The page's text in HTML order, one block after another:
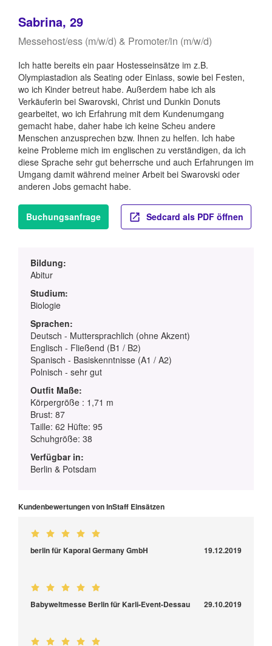
Sabrina, 29
Messehost/ess (m/w/d) & Promoter/in (m/w/d)
Ich hatte bereits ein paar Hostesseinsätze im z.B.
Olympiastadion als Seating oder Einlass, sowie bei Festen,
wo ich Kinder betreut habe. Außerdem habe ich als
Verkäuferin bei Swarovski, Christ und Dunkin Donuts
gearbeitet, wo ich Erfahrung mit dem Kundenumgang
gemacht habe, daher habe ich keine Scheu andere
Menschen anzusprechen bzw. Ihnen zu helfen. Ich habe
keine Probleme mich im englischen zu verständigen, da ich
diese Sprache sehr gut beherrsche und auch Erfahrungen im
Umgang damit während meiner Arbeit bei Swarovski oder
anderen Jobs gemacht habe.
Buchungsanfrage Sedcard als PDF öffnen
Bildung:
Abitur
Studium:
Biologie
Sprachen:
Deutsch - Muttersprachlich (ohne Akzent)
Englisch - Fließend (B1 / B2)
Spanisch - Basiskenntnisse (A1 / A2)
Polnisch - sehr gut
Outfit Maße:
Körpergröße : 1,71 m
Brust: 87
Taille: 62 Hüfte: 95
Schuhgröße: 38
Verfügbar in:
Berlin & Potsdam
Kundenbewertungen von InStaff Einsätzen
berlin für Kaporal Germany GmbH 19.12.2019
Babyweltmesse Berlin für Karli-Event-Dessau 29.10.2019